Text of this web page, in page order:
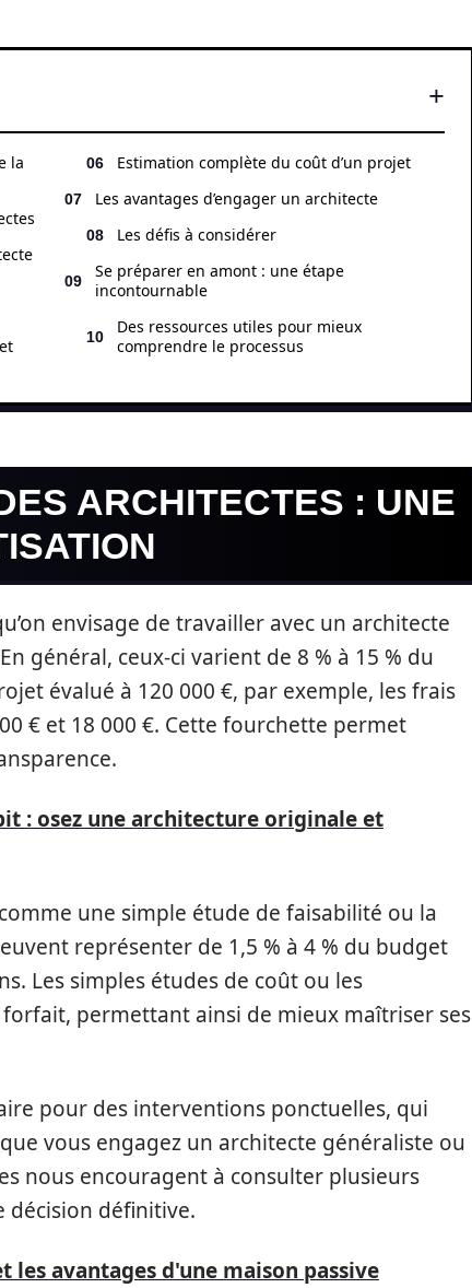
la
Estimation complète du coût d’un projet
Les avantages d’engager un architecte
Les défis à considérer
Se préparer en amont : une étape
incontournable
Des ressources utiles pour mieux
comprendre le processus
ARCHITECTES : UNE
envisage de travailler avec un architecte
général, ceux-ci varient de 8 % à 15 % du
évalué à 120 000 €, par exemple, les frais
€ et 18 000 €. Cette fourchette permet
: osez une architecture originale et
une simple étude de faisabilité ou la
représenter de 1,5 % à 4 % du budget
Les simples études de coût ou les
permettant ainsi de mieux maîtriser ses
pour des interventions ponctuelles, qui
vous engagez un architecte généraliste ou
nous encouragent à consulter plusieurs
décision définitive.
les avantages d'une maison passive